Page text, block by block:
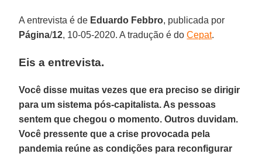
A entrevista é de Eduardo Febbro, publicada por
Página/12, 10-05-2020. A tradução é doCepat.
Eis a entrevista.
Você disse muitas vezes que era preciso se dirigir
para um sistema pós-capitalista. As pessoas
sentem que chegou o momento. Outros duvidam.
Você pressente que a crise provocada pela
pandemia reúne as condições para reconfigurar